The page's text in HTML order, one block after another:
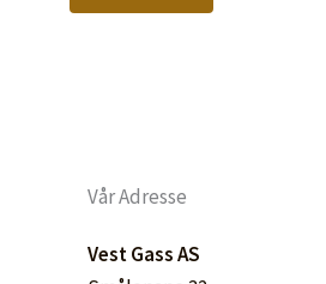
Vår Adresse
Vest Gass AS